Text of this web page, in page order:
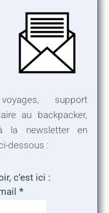
support
au backpacker,
la newsletter en
dessous :
c’est ici :
*